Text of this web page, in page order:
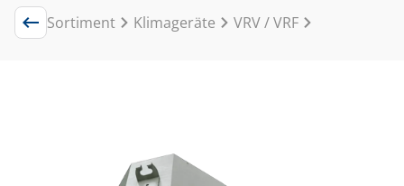
Sortiment Klimageräte VRV / VRF